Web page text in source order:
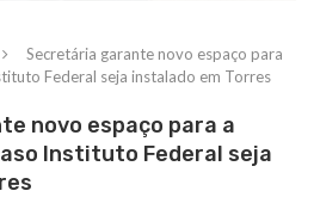
Secretária garante novo espaço para
Federal seja instalado em Torres
novo espaço para a
Instituto Federal seja